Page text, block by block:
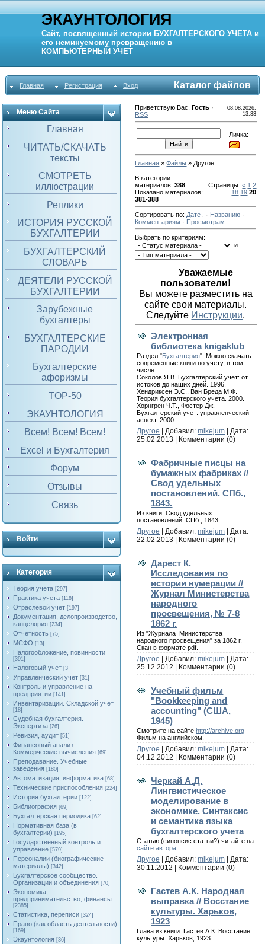
ЭКАУНТОЛОГИЯ
Сайт, посвященный истории БУХГАЛТЕРСКОГО УЧЕТА и
его неминуемому превращению в
КОМПЬЮТЕРНЫЙ УЧЕТ
Главная Регистрация Вход Каталог файлов
Меню Сайта
Главная
ЧИТАТЬ/СКАЧАТЬ
тексты
СМОТРЕТЬ
иллюстрации
Реплики
ИСТОРИЯ РУССКОЙ
БУХГАЛТЕРИИ
БУХГАЛТЕРСКИЙ
СЛОВАРЬ
ДЕЯТЕЛИ РУССКОЙ
БУХГАЛТЕРИИ
Зарубежные
бухгалтеры
БУХГАЛТЕРСКИЕ
ПАРОДИИ
Бухгалтерские
афоризмы
TOP-50
ЭКАУНТОЛОГИЯ
Всем! Всем! Всем!
Excel и Бухгалтерия
Форум
Отзывы
Связь
Войти
Категория
Теория учета [297]
Практика учета [118]
Отраслевой учет [197]
Документация, делопроизводство,
канцелярия [234]
Отчетность [75]
МСФО [13]
Налогообложение, повинности
[391]
Налоговый учет [3]
Управленческий учет [31]
Контроль и управление на
предприятии [141]
Инвентаризации. Складской учет
[18]
Судебная бухгалтерия.
Экспертиза [26]
Ревизия, аудит [51]
Финансовый анализ.
Коммерческие вычисления [69]
Преподавание. Учебные
заведения [180]
Автоматизация, информатика [68]
Технические приспособления [224]
История бухгалтерии [122]
Библиография [69]
Бухгалтерская периодика [62]
Нормативная база (в
бухгалтерии) [195]
Государственный контроль и
управление [579]
Персоналии (биографические
материалы) [342]
Бухгалтерское сообщество.
Организации и объединения [70]
Экономика,
предпринимательство, финансы
[2385]
Статистика, переписи [324]
Право (как область деятельности)
[169]
Экаунтология [36]
Приветствую Вас ,Гость ·
RSS
08.08.2026,
13:33
Личка:
Главная »Файлы » Другое
В категории
материалов:388
Показано материалов:
381-388
Страницы:« 1 2
18 19 20
Сортировать по: Дате · Названию ·
Комментариям · Просмотрам
Выбрать по критериям:
и
Уважаемые
пользователи!
Вы можете разместить на
сайте свои материалы.
Следуйте Инструкции.
Электронная
библиотека knigaklub
Раздел "Бухгалтерия". Можно скачать
современные книги по учету, в том
числе:
Соколов Я.В. Бухгалтерский учет: от
истоков до наших дней. 1996.
Хендриксен Э.С., Ван Бреда М.Ф.
Теория бухгалтерского учета. 2000.
Хорнгрен Ч.Т., Фостер Дж.
Бухгалтерский учет: управленческий
аспект. 2000.
Другое | Добавил:mikejum | Дата:
25.02.2013
Комментарии (0)
Фабричные писцы на
бумажных фабриках //
Свод удельных
постановлений. СПб.,
1843.
Из книги: Свод удельных
постановлений. СПб., 1843.
Другое | Добавил:mikejum | Дата:
22.02.2013
Комментарии (0)
Дарест К.
Исследования по
истории нумерации //
Журнал Министерства
народного
просвещения, № 7-8
1862 г.
Из "Журнала Министерства
народного просвещения" за 1862 г.
Скан в формате pdf.
Другое | Добавил:mikejum | Дата:
25.12.2012
Комментарии (0)
Учебный фильм
"Bookkeeping and
accounting" (США,
1945)
Смотрите на сайтеhttp://archive.org
Фильм на английском.
Другое | Добавил:mikejum | Дата:
04.12.2012
Комментарии (0)
Черкай А.Д.
Лингвистическое
моделирование в
экономике. Синтаксис
и семантика языка
бухгалтерского учета
Статью (синопсис статьи?) читайте на
сайте автора
Другое | Добавил:mikejum | Дата:
30.11.2012
Комментарии (0)
Гастев А.К. Народная
выправка // Восстание
культуры. Харьков,
1923
Глава из книги: Гастев А.К. Восстание
культуры. Харьков, 1923